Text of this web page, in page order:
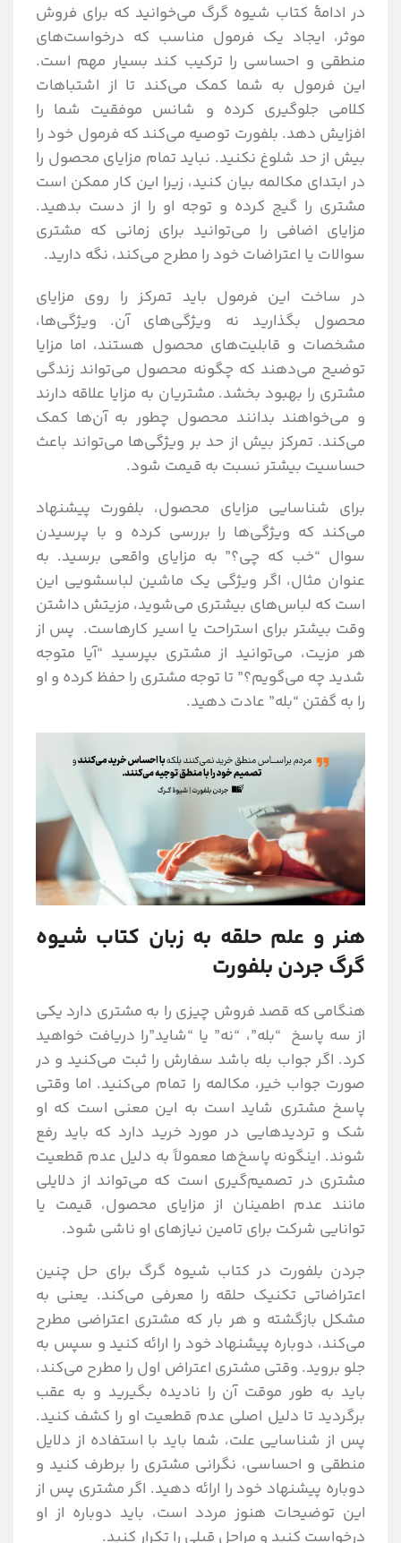
در ادامۀ کتاب شیوه گرگ می‌خوانید که برای فروش
موثر، ایجاد یک فرمول مناسب که درخواست‌های
منطقی و احساسی را ترکیب کند بسیار مهم است.
این فرمول به شما کمک می‌کند تا از اشتباهات
کلامی جلوگیری کرده و شانس موفقیت شما را
افزایش دهد. بلفورت توصیه می‌کند که فرمول خود را
بیش از حد شلوغ نکنید. نباید تمام مزایای محصول را
در ابتدای مکالمه بیان کنید، زیرا این کار ممکن است
مشتری را گیج کرده و توجه او را از دست بدهید.
مزایای اضافی را می‌توانید برای زمانی که مشتری
سوالات یا اعتراضات خود را مطرح می‌کند، نگه دارید.
در ساخت این فرمول باید تمرکز را روی مزایای
محصول بگذارید نه ویژگی‌های آن. ویژگی‌ها،
مشخصات و قابلیت‌های محصول هستند، اما مزایا
توضیح می‌دهند که چگونه محصول می‌تواند زندگی
مشتری را بهبود بخشد. مشتریان به مزایا علاقه دارند
و می‌خواهند بدانند محصول چطور به آن‌ها کمک
می‌کند. تمرکز بیش از حد بر ویژگی‌ها می‌تواند باعث
حساسیت بیشتر نسبت به قیمت شود.
برای شناسایی مزایای محصول، بلفورت پیشنهاد
می‌کند که ویژگی‌ها را بررسی کرده و با پرسیدن
سوال “خب که چی؟” به مزایای واقعی برسید. به
عنوان مثال، اگر ویژگی یک ماشین لباسشویی این
است که لباس‌های بیشتری می‌شوید، مزیتش داشتن
وقت بیشتر برای استراحت یا اسیر کارهاست. پس از
هر مزیت، می‌توانید از مشتری بپرسید “آیا متوجه
شدید چه می‌گویم؟” تا توجه مشتری را حفظ کرده و او
را به گفتن “بله” عادت دهید.
هنر و علم حلقه به زبان کتاب شیوه
گرگ جردن بلفورت
هنگامی که قصد فروش چیزی را به مشتری دارد یکی
از سه پاسخ “بله”، “نه” یا “شاید”را دریافت خواهید
کرد. اگر جواب بله باشد سفارش را ثبت می‌کنید و در
صورت جواب خیر، مکالمه را تمام می‌کنید. اما وقتی
پاسخ مشتری شاید است به این معنی است که او
شک و تردیدهایی در مورد خرید دارد که باید رفع
شوند. اینگونه پاسخ‌ها معمولاً به دلیل عدم قطعیت
مشتری در تصمیم‌گیری است که می‌تواند از دلایلی
مانند عدم اطمینان از مزایای محصول، قیمت یا
توانایی شرکت برای تامین نیازهای او ناشی شود.
جردن بلفورت در کتاب شیوه گرگ برای حل چنین
اعتراضاتی تکنیک حلقه را معرفی می‌کند. یعنی به
مشکل بازگشته و هر بار که مشتری اعتراضی مطرح
می‌کند، دوباره پیشنهاد خود را ارائه کنید و سپس به
جلو بروید. وقتی مشتری اعتراض اول را مطرح می‌کند،
باید به طور موقت آن را نادیده بگیرید و به عقب
برگردید تا دلیل اصلی عدم قطعیت او را کشف کنید.
پس از شناسایی علت، شما باید با استفاده از دلایل
منطقی و احساسی، نگرانی مشتری را برطرف کنید و
دوباره پیشنهاد خود را ارائه دهید. اگر مشتری پس از
این توضیحات هنوز مردد است، باید دوباره از او
درخواست کنید و مراحل قبلی را تکرار کنید.